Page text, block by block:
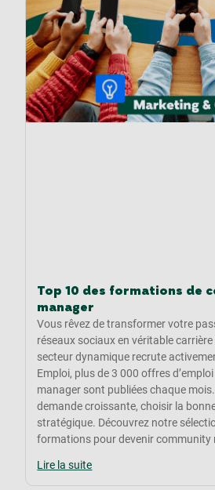
Top 10 des formations de
manager
Vous rêvez de transformer votre
réseaux sociaux en véritable carrière
secteur dynamique recrute
Emploi, plus de 3 000 offres
manager sont publiées chaque
demande croissante, choisir la
stratégique. Découvrez notre
formations pour devenir community
Lire la suite